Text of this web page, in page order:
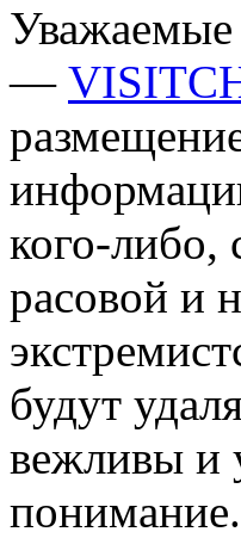
Уважаемые
—
кого-либо,
расовой и
будут
вежливы и
понимание.